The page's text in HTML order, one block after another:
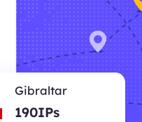
Gibraltar
190IPs